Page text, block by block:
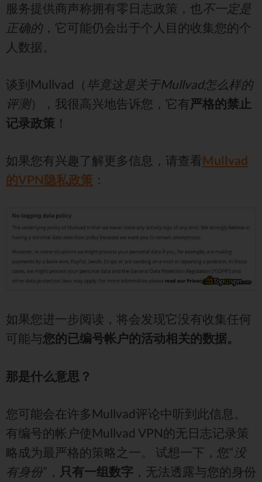
服务提供商声称拥有零日志政策，也不一定是
正确的，它可能仍会出于个人目的收集您的个
人数据。
谈到Mullvad（ 毕竟这是关于Mullvad怎么样的
评测），我很高兴地告诉您，它有严格的禁止
记录政策 ！
如果您有兴趣了解更多信息，请查看Mullvad
的VPN隐私政策 ：
如果您进一步阅读，将会发现它没有收集任何
可能与您的已编号帐户的活动相关的数据。
那是什么意思？
您可能会在许多Mullvad评论中听到此信息。
有编号的帐户使Mullvad VPN的无日志记录策
略成为最严格的策略之一。 试想一下，您“ 没
有身份”， 只有一组数字 ，无法透露与您的身份